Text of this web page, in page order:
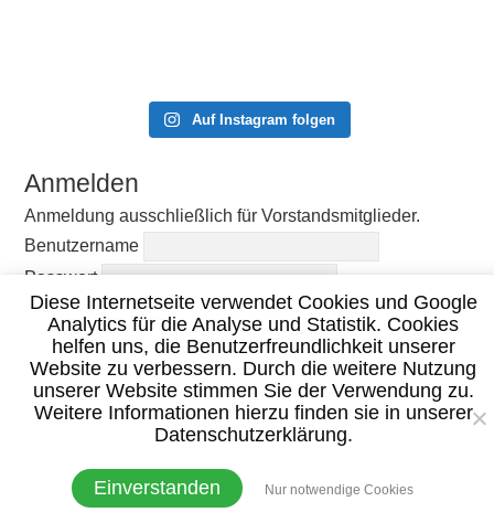
Auf Instagram folgen
Anmelden
Anmeldung ausschließlich für Vorstandsmitglieder.
Benutzername
Passwort
Angemeldet bleiben
Diese Internetseite verwendet Cookies und Google
Analytics für die Analyse und Statistik. Cookies
helfen uns, die Benutzerfreundlichkeit unserer
Website zu verbessern. Durch die weitere Nutzung
unserer Website stimmen Sie der Verwendung zu.
Weitere Informationen hierzu finden sie in unserer
Datenschutzerklärung.
Einverstanden Nur notwendige Cookies